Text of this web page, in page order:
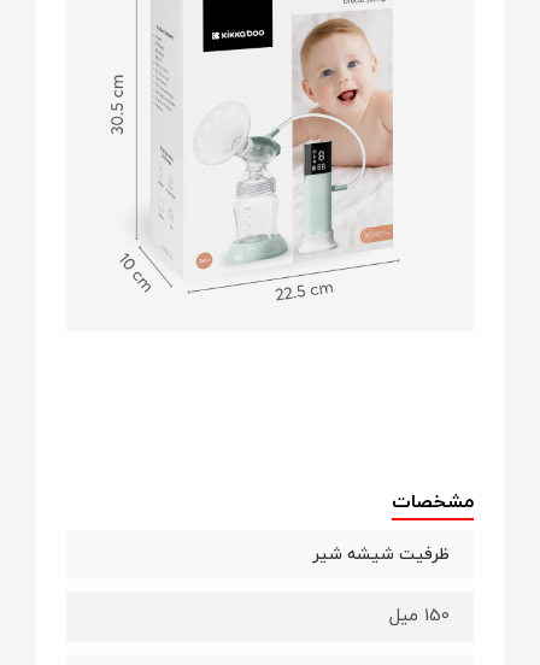
مشخصات
ظرفیت شیشه شیر
150 میل